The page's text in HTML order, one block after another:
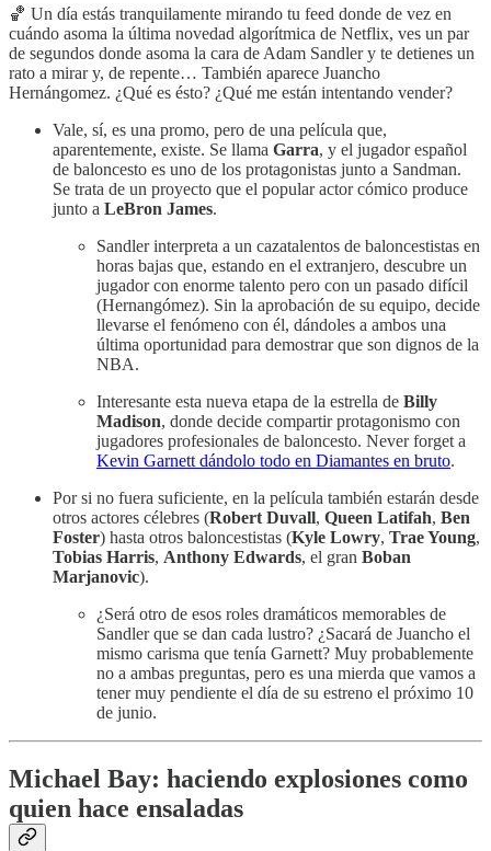
🏀 Un día estás tranquilamente mirando tu feed donde de vez en
cuándo asoma la última novedad algorítmica de Netflix, ves un par
de segundos donde asoma la cara de Adam Sandler y te detienes un
rato a mirar y, de repente… También aparece Juancho
Hernángomez. ¿Qué es ésto? ¿Qué me están intentando vender?
Vale, sí, es una promo, pero de una película que,
aparentemente, existe. Se llama Garra, y el jugador español
de baloncesto es uno de los protagonistas junto a Sandman.
Se trata de un proyecto que el popular actor cómico produce
junto a LeBron James.
Sandler interpreta a un cazatalentos de baloncestistas en
horas bajas que, estando en el extranjero, descubre un
jugador con enorme talento pero con un pasado difícil
(Hernangómez). Sin la aprobación de su equipo, decide
llevarse el fenómeno con él, dándoles a ambos una
última oportunidad para demostrar que son dignos de la
NBA.
Interesante esta nueva etapa de la estrella de Billy
Madison, donde decide compartir protagonismo con
jugadores profesionales de baloncesto. Never forget a
Kevin Garnett dándolo todo en Diamantes en bruto.
Por si no fuera suficiente, en la película también estarán desde
otros actores célebres (Robert Duvall, Queen Latifah, Ben
Foster) hasta otros baloncestistas (Kyle Lowry, Trae Young,
Tobias Harris, Anthony Edwards, el gran Boban
Marjanovic).
¿Será otro de esos roles dramáticos memorables de
Sandler que se dan cada lustro? ¿Sacará de Juancho el
mismo carisma que tenía Garnett? Muy probablemente
no a ambas preguntas, pero es una mierda que vamos a
tener muy pendiente el día de su estreno el próximo 10
de junio.
Michael Bay: haciendo explosiones como
quien hace ensaladas